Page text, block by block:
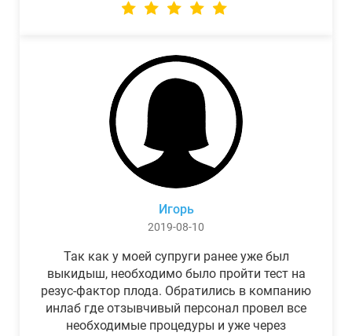
Игорь
2019-08-10
Так как у моей супруги ранее уже был
выкидыш, необходимо было пройти тест на
резус-фактор плода. Обратились в компанию
инлаб где отзывчивый персонал провел все
необходимые процедуры и уже через